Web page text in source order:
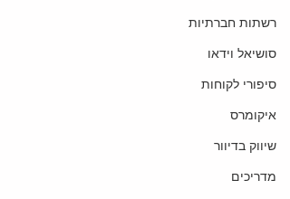
רשתות חברתיות
סושיאל וידאו
סיפורי לקוחות
איקומרס
שיווק בדיוור
מדריכים